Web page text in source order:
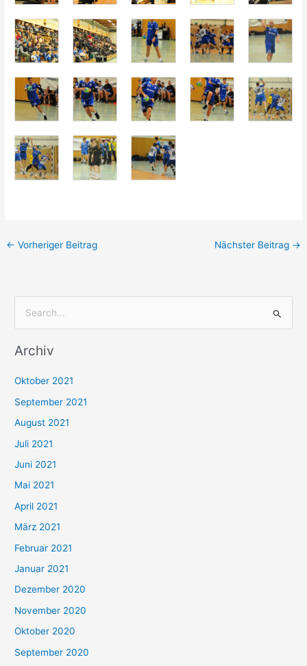
← Vorheriger Beitrag Nächster Beitrag →
c
n
n
a
c
h
:
Archiv
Oktober 2021
September 2021
August 2021
Juli 2021
Juni 2021
Mai 2021
April 2021
März 2021
Februar 2021
Januar 2021
Dezember 2020
November 2020
Oktober 2020
September 2020